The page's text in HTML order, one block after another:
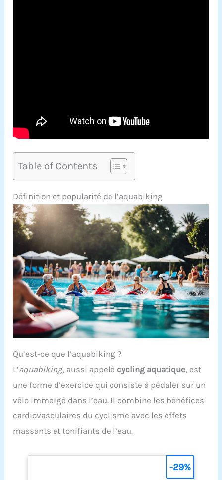
Table of Contents
Définition et popularité de l’aquabiking
Qu’est-ce que l’aquabiking ?
L’aquabiking, aussi appelé cycling aquatique, est
une forme d’exercice qui consiste à pédaler sur un
vélo immergé dans l’eau. Il combine les bénéfices
cardiovasculaires du cyclisme avec les effets
massants et tonifiants de l’eau.
-29%